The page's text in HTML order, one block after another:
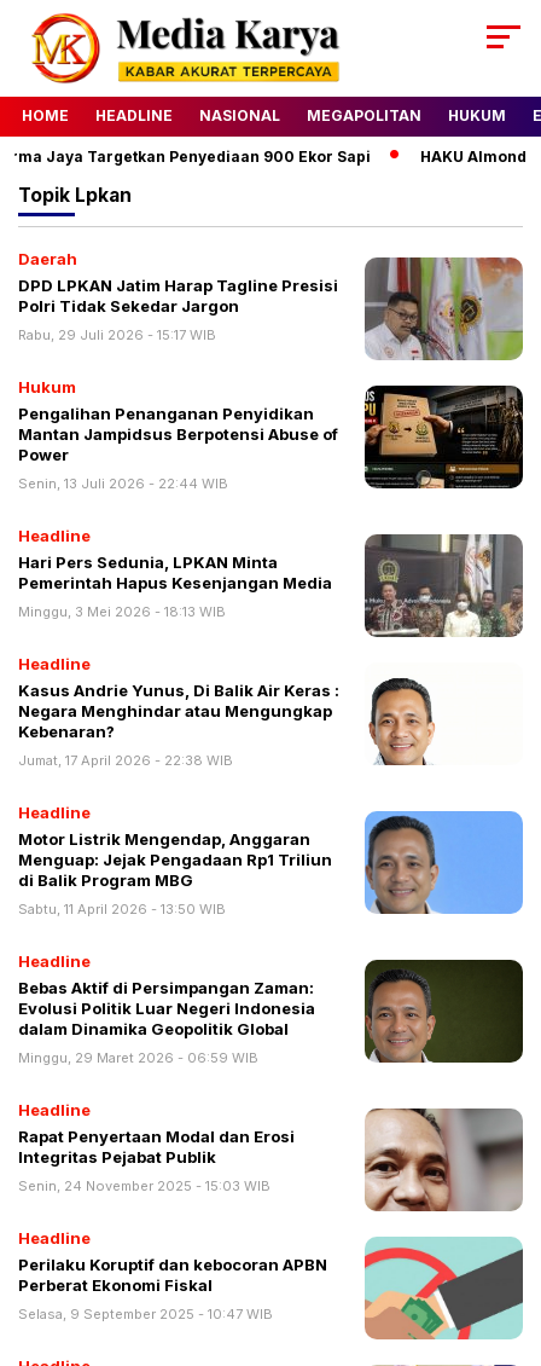
HOME HEADLINE NASIONAL MEGAPOLITAN HUKUM
Jaya Targetkan Penyediaan 900 Ekor Sapi HAKU Almond
Topik Lpkan
Daerah
DPD LPKAN Jatim Harap Tagline Presisi
Polri Tidak Sekedar Jargon
Rabu, 29 Juli 2026 - 15:17 WIB
Hukum
Pengalihan Penanganan Penyidikan
Mantan Jampidsus Berpotensi Abuse of
Power
Senin, 13 Juli 2026 - 22:44 WIB
Headline
Hari Pers Sedunia, LPKAN Minta
Pemerintah Hapus Kesenjangan Media
Minggu, 3 Mei 2026 - 18:13 WIB
Headline
Kasus Andrie Yunus, Di Balik Air Keras :
Negara Menghindar atau Mengungkap
Kebenaran?
Jumat, 17 April 2026 - 22:38 WIB
Headline
Motor Listrik Mengendap, Anggaran
Menguap: Jejak Pengadaan Rp1 Triliun
di Balik Program MBG
Sabtu, 11 April 2026 - 13:50 WIB
Headline
Bebas Aktif di Persimpangan Zaman:
Evolusi Politik Luar Negeri Indonesia
dalam Dinamika Geopolitik Global
Minggu, 29 Maret 2026 - 06:59 WIB
Headline
Rapat Penyertaan Modal dan Erosi
Integritas Pejabat Publik
Senin, 24 November 2025 - 15:03 WIB
Headline
Perilaku Koruptif dan kebocoran APBN
Perberat Ekonomi Fiskal
Selasa, 9 September 2025 - 10:47 WIB